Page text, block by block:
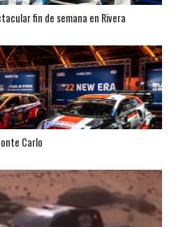
fin de semana en Rivera
Carlo